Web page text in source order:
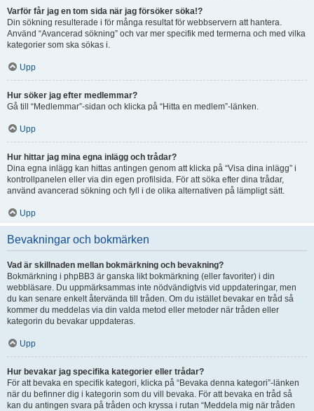
Varför får jag en tom sida när jag försöker söka!?
Din sökning resulterade i för många resultat för webbservern att hantera.
Använd “Avancerad sökning” och var mer specifik med termerna och med vilka
kategorier som ska sökas i.
Upp
Hur söker jag efter medlemmar?
Gå till “Medlemmar”-sidan och klicka på “Hitta en medlem”-länken.
Upp
Hur hittar jag mina egna inlägg och trådar?
Dina egna inlägg kan hittas antingen genom att klicka på “Visa dina inlägg” i
kontrollpanelen eller via din egen profilsida. För att söka efter dina trådar,
använd avancerad sökning och fyll i de olika alternativen på lämpligt sätt.
Upp
Bevakningar och bokmärken
Vad är skillnaden mellan bokmärkning och bevakning?
Bokmärkning i phpBB3 är ganska likt bokmärkning (eller favoriter) i din
webbläsare. Du uppmärksammas inte nödvändigtvis vid uppdateringar, men
du kan senare enkelt återvända till tråden. Om du istället bevakar en tråd så
kommer du meddelas via din valda metod eller metoder när tråden eller
kategorin du bevakar uppdateras.
Upp
Hur bevakar jag specifika kategorier eller trådar?
För att bevaka en specifik kategori, klicka på “Bevaka denna kategori”-länken
när du befinner dig i kategorin som du vill bevaka. För att bevaka en tråd så
kan du antingen svara på tråden och kryssa i rutan “Meddela mig när tråden